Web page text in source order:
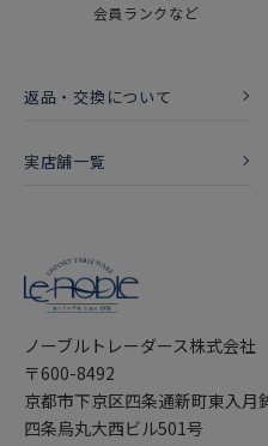
会員ランクなど
返品・交換について
実店舗一覧
ノーブルトレーダース株式会社
〒600-8492
京都市下京区四条通新町東入月
四条烏丸大西ビル501号